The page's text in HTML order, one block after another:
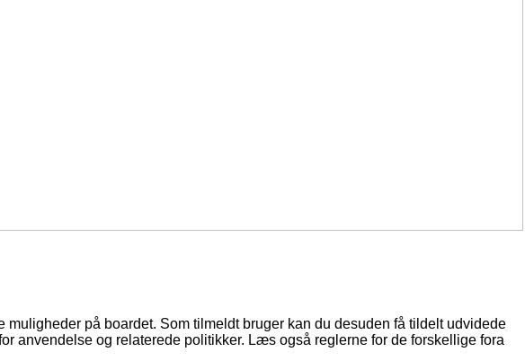
på boardet. Som tilmeldt bruger kan du desuden få tildelt udvidede
anvendelse og relaterede politikker. Læs også reglerne for de forskellige fora